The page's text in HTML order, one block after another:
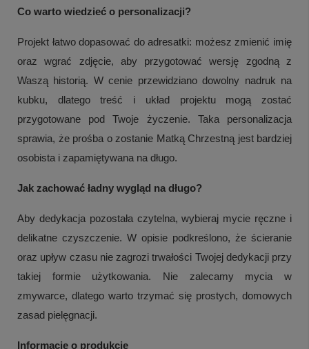
Co warto wiedzieć o personalizacji?
Projekt łatwo dopasować do adresatki: możesz zmienić imię
oraz wgrać zdjęcie, aby przygotować wersję zgodną z
Waszą historią. W cenie przewidziano dowolny nadruk na
kubku, dlatego treść i układ projektu mogą zostać
przygotowane pod Twoje życzenie. Taka personalizacja
sprawia, że prośba o zostanie Matką Chrzestną jest bardziej
osobista i zapamiętywana na długo.
Jak zachować ładny wygląd na długo?
Aby dedykacja pozostała czytelna, wybieraj mycie ręczne i
delikatne czyszczenie. W opisie podkreślono, że ścieranie
oraz upływ czasu nie zagrozi trwałości Twojej dedykacji przy
takiej formie użytkowania. Nie zalecamy mycia w
zmywarce, dlatego warto trzymać się prostych, domowych
zasad pielęgnacji.
Informacje o produkcie